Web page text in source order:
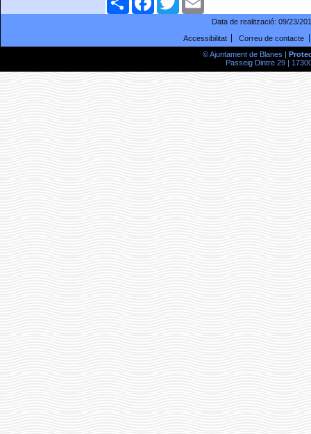
Data de realització: 09/23/
Accessibilitat
Correu de contacte
© Ajuntament de Blanes |
Passeig Dintre 29 |